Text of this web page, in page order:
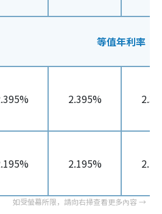
等值年利率
2.395%
2.195%